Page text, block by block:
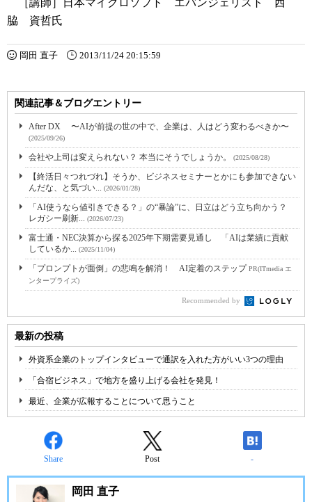
［講師］日本マイクロソフト エバンジェリスト 西
脇 資哲氏
岡田 直子 2013/11/24 20:15:59
関連記事＆ブログエントリー
After DX 〜AIが前提の世の中で、企業は、人はどう変わるべきか〜
(2025/09/26)
会社や上司は変えられない？ 本当にそうでしょうか。 (2025/08/28)
【終活日々つれづれ】そうか、ビジネスセミナーとかにも参加できない
んだな、と気づい... (2026/01/28)
「AI使うなら値引きできる？」の“暴論”に、日立はどう立ち向かう？
レガシー刷新... (2026/07/23)
富士通・NEC決算から探る2025年下期需要見通し 「AIは業績に貢献
しているか... (2025/11/04)
「プロンプトが面倒」の悲鳴を解消！ AI定着のステップPR(ITmedia エ
ンタープライズ)
Recommended by
最新の投稿
外資系企業のトップインタビューで通訳を入れた方がいい3つの理由
「合宿ビジネス」で地方を盛り上げる会社を発見！
最近、企業が広報することについて思うこと
Share Post -
岡田 直子